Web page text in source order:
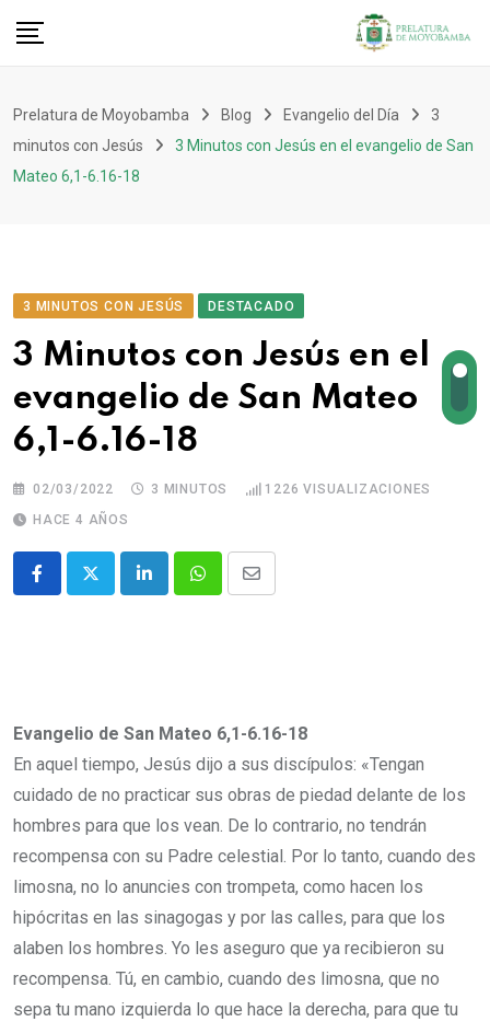
Prelatura de Moyobamba Blog Evangelio del Día
3
minutos con Jesús
3 Minutos con Jesús en el evangelio de San
Mateo 6,1-6.16-18
3 MINUTOS CON JESÚS DESTACADO
3 Minutos con Jesús en el
evangelio de San Mateo
6,1-6.16-18
02/03/2022 3 MINUTOS 1226 VISUALIZACIONES
HACE 4 AÑOS
Evangelio de San Mateo 6,1-6.16-18
En aquel tiempo, Jesús dijo a sus discípulos: «Tengan
cuidado de no practicar sus obras de piedad delante de los
hombres para que los vean. De lo contrario, no tendrán
recompensa con su Padre celestial. Por lo tanto, cuando des
limosna, no lo anuncies con trompeta, como hacen los
hipócritas en las sinagogas y por las calles, para que los
alaben los hombres. Yo les aseguro que ya recibieron su
recompensa. Tú, en cambio, cuando des limosna, que no
sepa tu mano izquierda lo que hace la derecha, para que tu